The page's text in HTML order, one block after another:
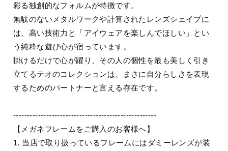
彩る独創的なフォルムが特徴です。
無駄のないメタルワークや計算されたレンズシェイプに
は、高い技術力と「アイウェアを楽しんでほしい」とい
う純粋な遊び心が宿っています。
掛けるだけで心が躍り、その人の個性を最も美しく引き
立てるテオのコレクションは、まさに自分らしさを表現
するためのパートナーと言える存在です。
----------------------------------------------------
【メガネフレームをご購入のお客様へ】
1. 当店で取り扱っているフレームにはダミーレンズが装